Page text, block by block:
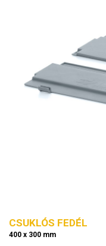
CSUKLÓS FEDÉL
400 x 300 mm